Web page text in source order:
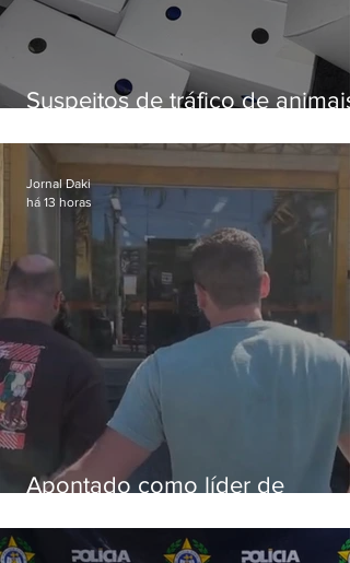
Suspeitos de tráfico de animais
aves
Apontado como líder de
aposentados é preso
Jornal Daki
há 13 horas